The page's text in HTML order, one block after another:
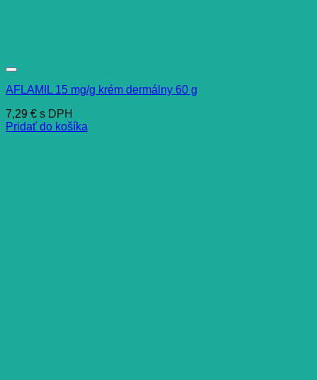
AFLAMIL 15 mg/g krém dermálny 60 g
7,29 € s DPH
Pridať do košíka